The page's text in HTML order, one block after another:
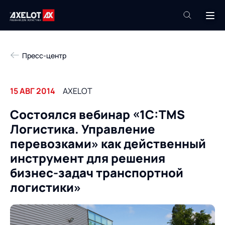
Техподдержка
Компания
Продукты
Роботизация
Академия
База знаний
Услуги
Пресс-центр
Проекты
Контакты
О компании
Пресс-центр
15 АВГ 2014 AXELOT
Состоялся вебинар «1С:TMS
Логистика. Управление
перевозками» как действенный
инструмент для решения
бизнес-задач транспортной
логистики»